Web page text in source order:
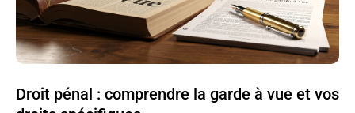
Droit pénal : comprendre la garde à vue et vos